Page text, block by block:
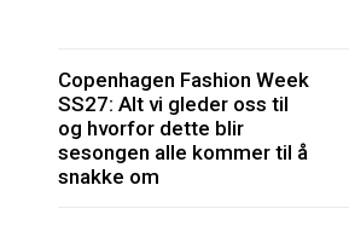
Copenhagen Fashion Week
SS27: Alt vi gleder oss til
og hvorfor dette blir
sesongen alle kommer til å
snakke om